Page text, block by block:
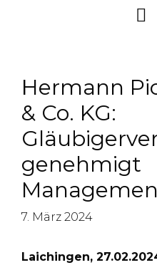
Hermann
& Co. KG:
genehmigt
7. März 2024
Laichingen,